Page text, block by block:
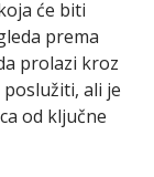
će biti
prema
prolazi kroz
ali je
od ključne